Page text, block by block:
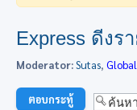
Express ดีงร
Moderator:Sutas,
ตอบกระทู้